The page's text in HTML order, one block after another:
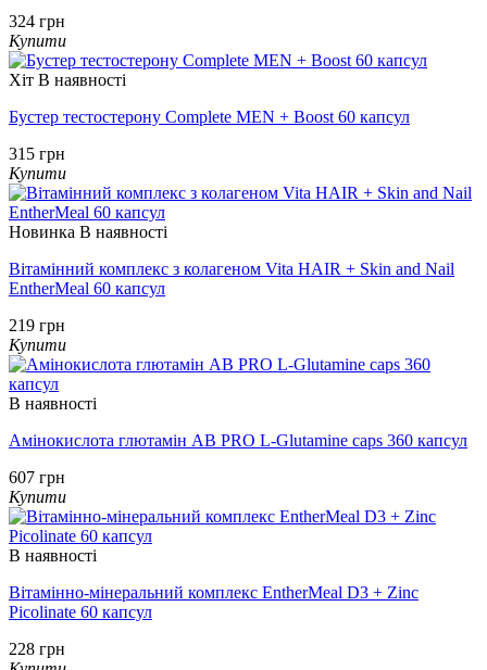
324 грн
Купити
Хіт В наявності
Бустер тестостерону Complete MEN + Boost 60 капсул
315 грн
Купити
Новинка В наявності
Вітамінний комплекс з колагеном Vita HAIR + Skin and Nail
EntherMeal 60 капсул
219 грн
Купити
В наявності
Амінокислота глютамін AB PRO L-Glutamine caps 360 капсул
607 грн
Купити
В наявності
Вітамінно-мінеральний комплекс EntherMeal D3 + Zinc
Picolinate 60 капсул
228 грн